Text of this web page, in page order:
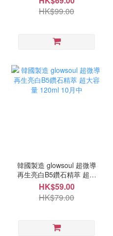
HK$99.00
韓國製造 glowsoul 超微導
再生亮白B5鑽石精萃 超大
容量 120ml 10月中
HK$59.00
HK$79.00